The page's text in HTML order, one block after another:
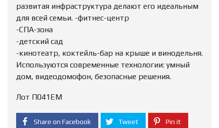
развитая инфраструктура делают его идеальным
для всей семьи. -фитнес-центр
-СПА-зона
-детский сад
-кинотеатр, коктейль-бар на крыше и винодельня.
Используются современные технологии: умный
дом, видеодомофон, безопасные решения.
Лот П041ЕМ
Share on Facebook Tweet Pin it